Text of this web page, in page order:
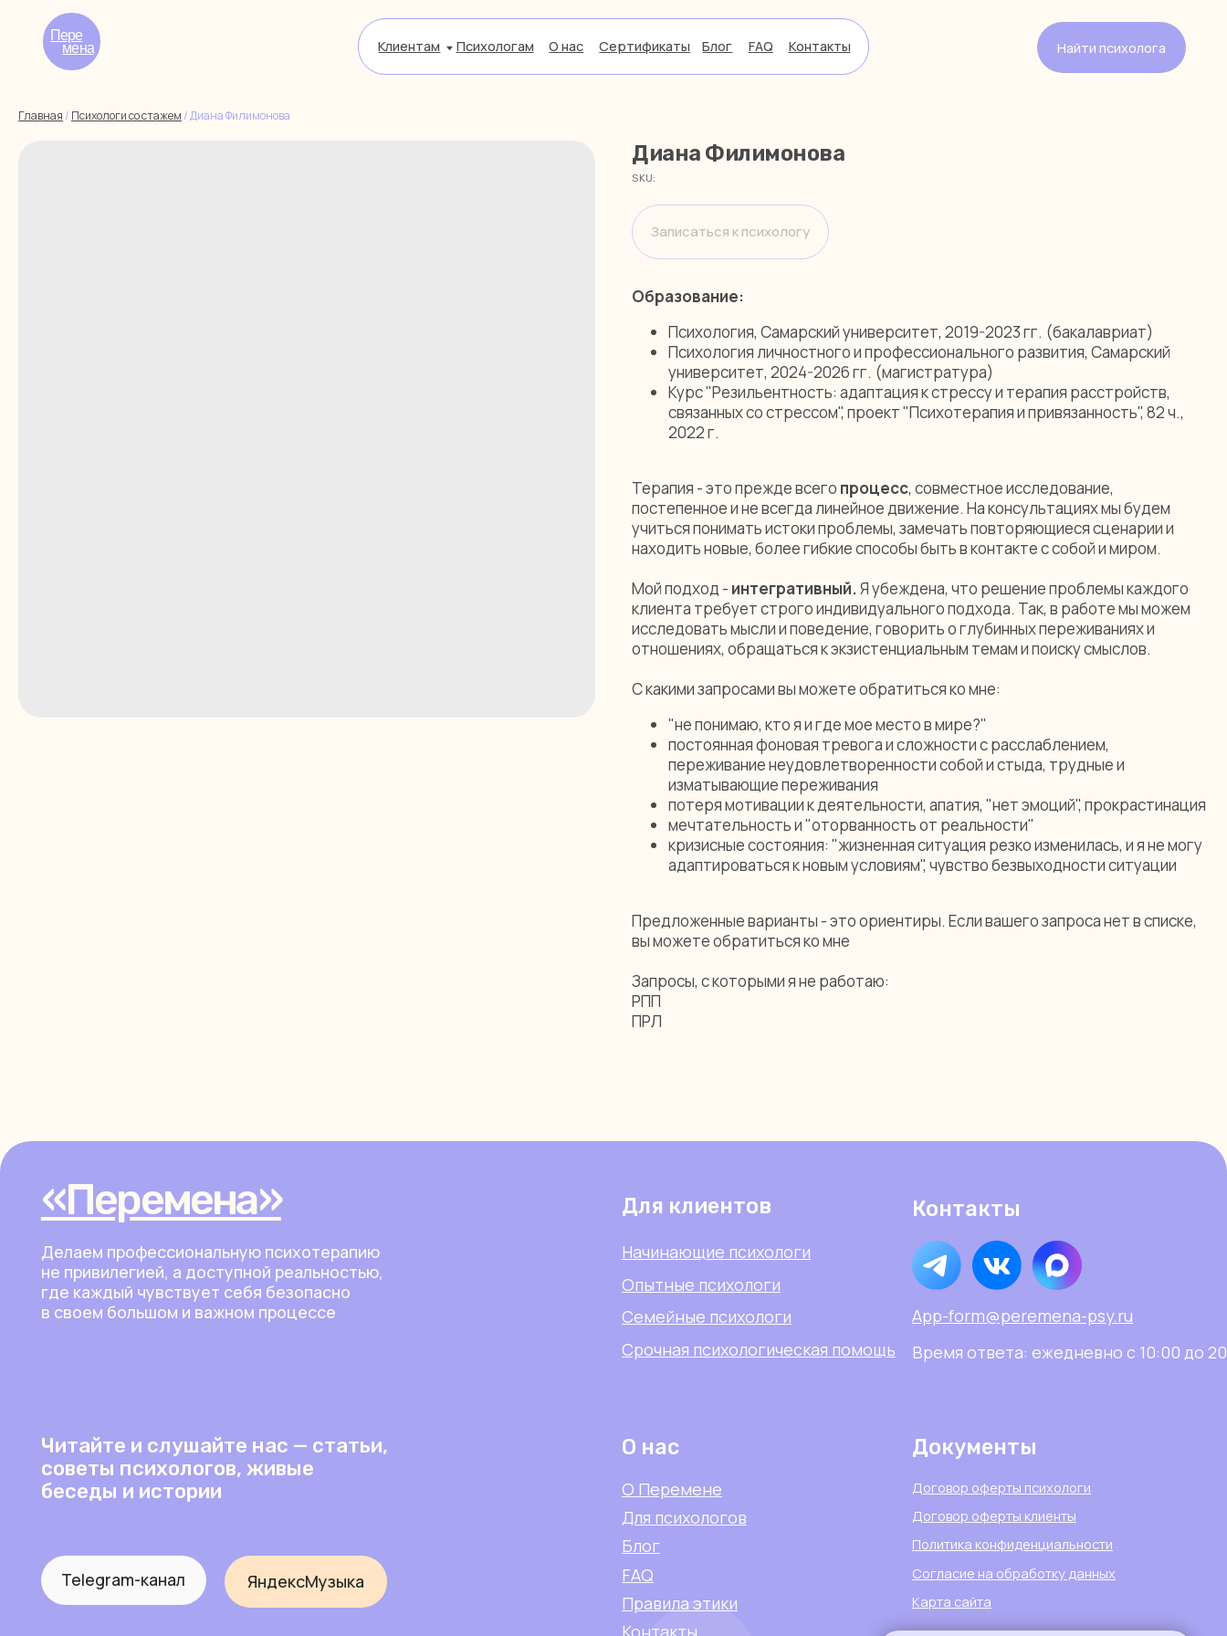
FAQ Контакты
Блог
Сертификаты
О нас
Психологам
Клиентам Найти психолога
мена
Пере
Главная / Психологи со стажем /Диана Филимонова
Диана Филимонова
SKU:
Записаться к психологу
Образование:
Психология, Самарский университет, 2019-2023 гг. (бакалавриат)
Психология личностного и профессионального развития, Самарский
университет, 2024-2026 гг. (магистратура)
Курс "Резильентность: адаптация к стрессу и терапия расстройств,
связанных со стрессом", проект "Психотерапия и привязанность", 82 ч.,
2022 г.
Терапия - это прежде всего процесс, совместное исследование,
постепенное и не всегда линейное движение. На консультациях мы будем
учиться понимать истоки проблемы, замечать повторяющиеся сценарии и
находить новые, более гибкие способы быть в контакте с собой и миром.
Мой подход - интегративный.Я убеждена, что решение проблемы каждого
клиента требует строго индивидуального подхода. Так, в работе мы можем
исследовать мысли и поведение, говорить о глубинных переживаниях и
отношениях, обращаться к экзистенциальным темам и поиску смыслов.
С какими запросами вы можете обратиться ко мне:
"не понимаю, кто я и где мое место в мире?"
постоянная фоновая тревога и сложности с расслаблением,
переживание неудовлетворенности собой и стыда, трудные и
изматывающие переживания
потеря мотивации к деятельности, апатия, "нет эмоций", прокрастинация
мечтательность и "оторванность от реальности"
кризисные состояния: "жизненная ситуация резко изменилась, и я не могу
адаптироваться к новым условиям", чувство безвыходности ситуации
Предложенные варианты - это ориентиры. Если вашего запроса нет в списке,
вы можете обратиться ко мне
Запросы, с которыми я не работаю:
РПП
ПРЛ
Договор оферты психологи
Договор оферты клиенты
Контакты
Для психологов
Опытные психологи
Срочная психологическая помощь Время ответа: ежедневно с 10:00 до 20:00
О Перемене
Документы
Читайте и слушайте нас — статьи,
советы психологов, живые